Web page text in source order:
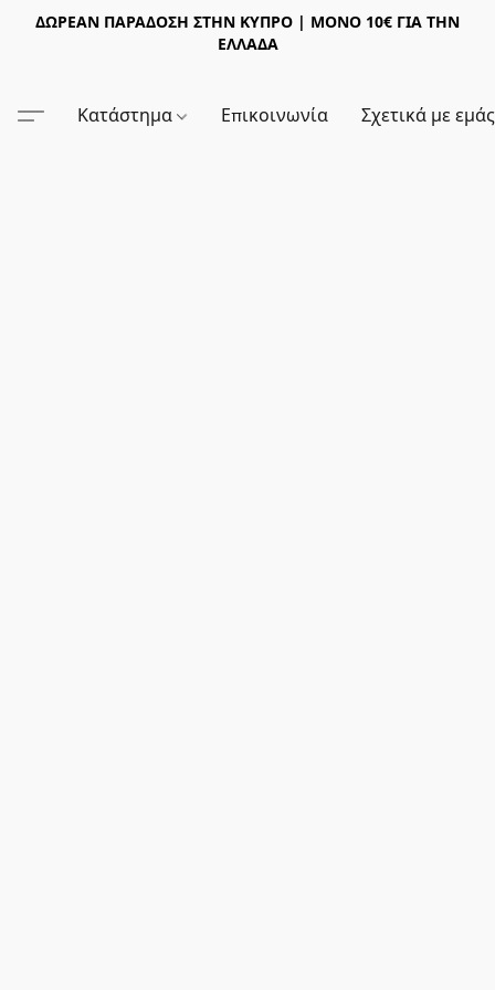
ΔΩΡΕΑΝ ΠΑΡΑΔΟΣΗ ΣΤΗΝ ΚΥΠΡΟ | ΜΟΝΟ 10€ ΓΙΑ ΤΗΝ
ΕΛΛΑΔΑ
Κατάστημα Επικοινωνία Σχετικά με εμάς